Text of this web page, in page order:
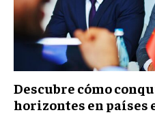
RECURSOS
TALENTO
COMPENSACIÓN Y
DESARROLLO DE
Descubre cómo
horizontes en países